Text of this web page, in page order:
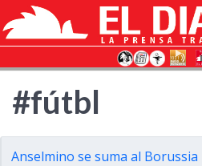
#fútbl
Anselmino se suma al